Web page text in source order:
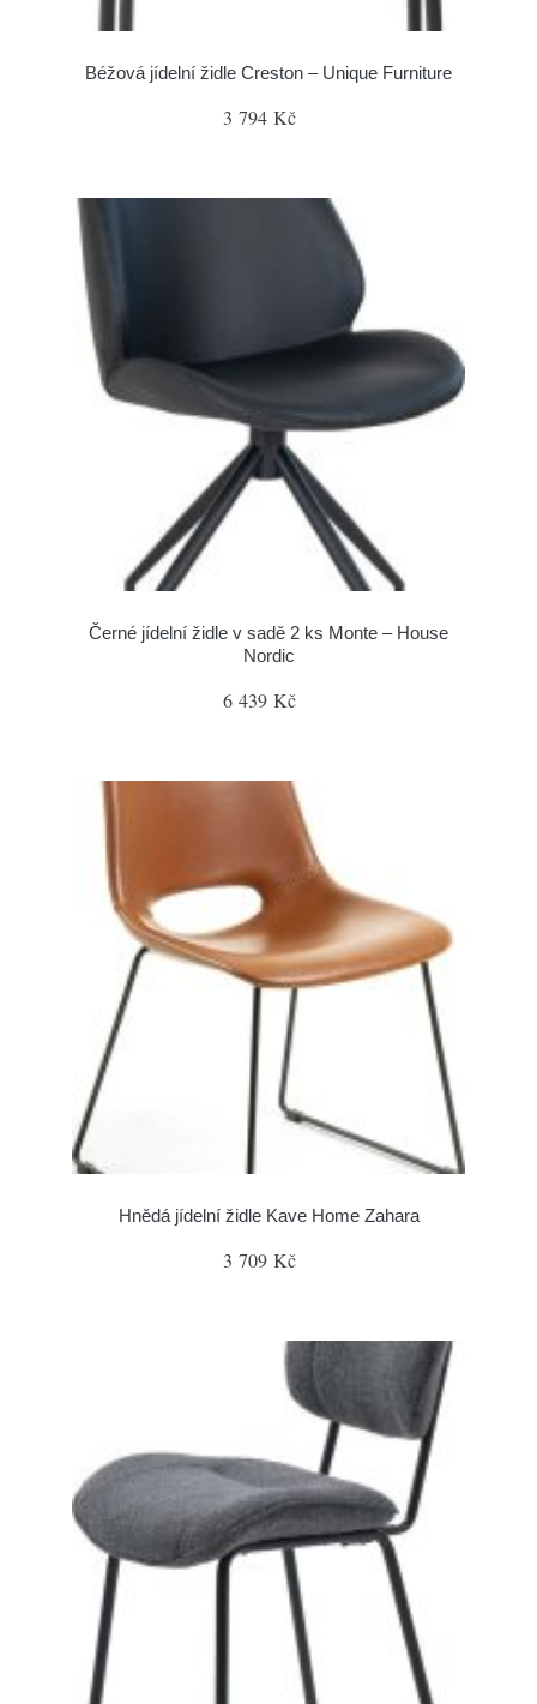
Béžová jídelní židle Creston – Unique Furniture
3 794 Kč
Černé jídelní židle v sadě 2 ks Monte – House
Nordic
6 439 Kč
Hnědá jídelní židle Kave Home Zahara
3 709 Kč